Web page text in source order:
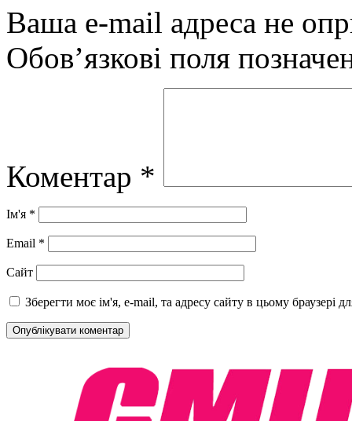
Ваша e-mail адреса не
Обов’язкові поля
Коментар *
Ім'я *
Email *
Сайт
Зберегти моє ім'я, e-mail, та адресу сайту в цьому браузері